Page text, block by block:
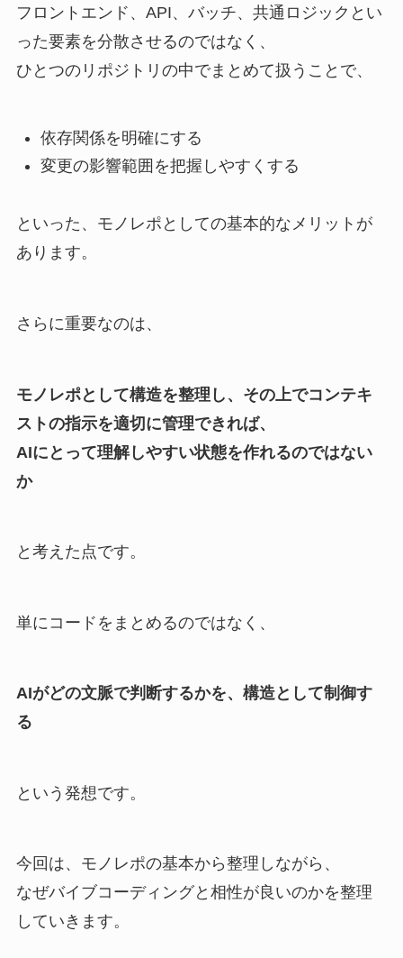
フロントエンド、API、バッチ、共通ロジックとい
った要素を分散させるのではなく、
ひとつのリポジトリの中でまとめて扱うことで、
依存関係を明確にする
変更の影響範囲を把握しやすくする
といった、モノレポとしての基本的なメリットが
あります。
さらに重要なのは、
モノレポとして構造を整理し、その上でコンテキ
ストの指示を適切に管理できれば、
AIにとって理解しやすい状態を作れるのではない
か
と考えた点です。
単にコードをまとめるのではなく、
AIがどの文脈で判断するかを、構造として制御す
る
という発想です。
今回は、モノレポの基本から整理しながら、
なぜバイブコーディングと相性が良いのかを整理
していきます。